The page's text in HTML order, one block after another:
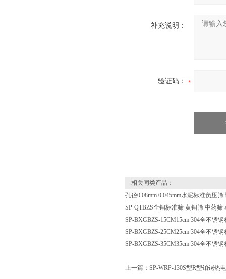
补充说明：
验证码：
相关同类产品：
孔径0.08mm 0.045mm水泥标准负压
SP-QTBZS全铜标准筛 黄铜筛 中药筛
SP-BXGBZS-15CM15cm 304全不锈
SP-BXGBZS-25CM25cm 304全不锈
SP-BXGBZS-35CM35cm 304全不锈
上一篇： SP-WRP-130S型R型铂铑热